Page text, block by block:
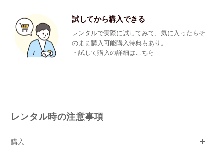
試してから購入できる
レンタルで実際に試してみて、気に入ったらそ
のまま購入可能購入特典もあり。
・試して購入の詳細はこちら
レンタル時の注意事項
購入